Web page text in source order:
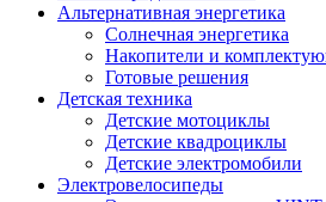
Альтернативная энергетика
Солнечная энергетика
Накопители и
Готовые решения
Детская техника
Детские мотоциклы
Детские квадроциклы
Детские электромобили
Электровелосипеды